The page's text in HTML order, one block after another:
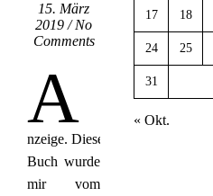
15. März
2019 / No
Comments
A
nzeige. Dieses
Buch wurde
mir vom
17 18
24 25
31
« Okt.